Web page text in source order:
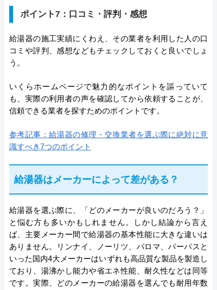
ポイント7：口コミ・評判・感想
給湯器の施工実績にくわえ、その業者を利用した人の口
コミや評判、感想などもチェックしておくと良いでしょ
う。
いくらホームページで魅力的なポイントを謳っていて
も、実際の利用者の声を確認してから依頼することが、
信頼できる業者を探すためのポイントです。
参考記事：給湯器の修理・交換業者を選ぶ際に絶対に意
識すべき7つのポイント
給湯器はメーカーによって差がある？
給湯器を選ぶ際に、「どのメーカーが良いのだろう？」
と悩む方も多いかもしれません。しかし結論から言え
ば、主要メーカー間で給湯器の基本性能に大きな違いは
ありません。リンナイ、ノーリツ、パロマ、パーパスと
いった国内4大メーカーはいずれも高品質な製品を製造し
ており、湯沸かし能力や省エネ性能、耐久性などは同等
です。実際、どのメーカーの給湯器を選んでも耐用年数